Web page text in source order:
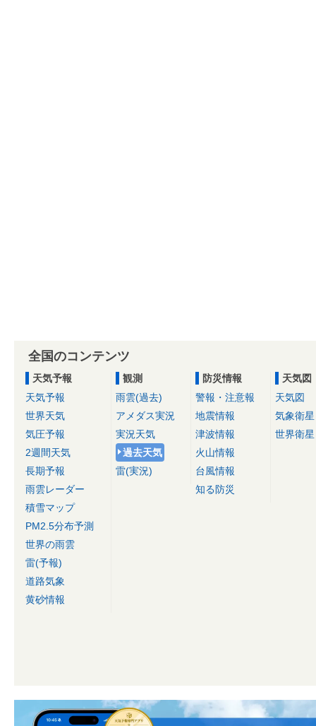
全国のコンテンツ
天気予報
天気予報
世界天気
気圧予報
2週間天気
長期予報
雨雲レーダー
積雪マップ
PM2.5分布予測
世界の雨雲
雷(予報)
道路気象
黄砂情報
観測
雨雲(過去)
アメダス実況
実況天気
過去天気
雷(実況)
防災情報
警報・注意報
地震情報
津波情報
火山情報
台風情報
知る防災
天気図
天気図
気象衛星
世界衛星